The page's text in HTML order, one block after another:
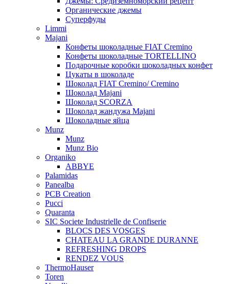
Органические джемы
Суперфуды
Limmi
Majani
Конфеты шоколадные FIAT Cremino
Конфеты шоколадные TORTELLINO
Подарочные коробки шоколадных конфет
Цукаты в шоколаде
Шоколад FIAT Cremino/ Cremino
Шоколад Majani
Шоколад SCORZA
Шоколад жандужа Majani
Шоколадные яйца
Munz
Munz
Munz Bio
Organiko
ABBYE
Palamidas
Panealba
PCB Creation
Pucci
Quaranta
SIC Societe Industrielle de Confiserie
BLOCS DES VOSGES
CHATEAU LA GRANDE DURANNE
REFRESHING DROPS
RENDEZ VOUS
ThermoHauser
Toren